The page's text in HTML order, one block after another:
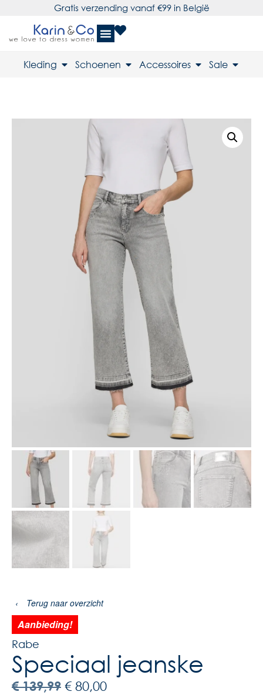
Gratis verzending vanaf €99 in België
Kleding Schoenen Accessoires Sale
‹ Terug naar overzicht
Aanbieding!
Rabe
Speciaal jeanske
€139,99 € 80,00